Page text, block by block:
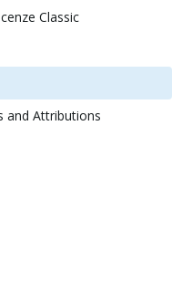
Classic
and Attributions